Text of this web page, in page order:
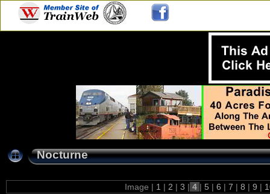
Nocturne
Image | 1 | 2 | 3 | 4 | 5 | 6 | 7 | 8 | 9 |